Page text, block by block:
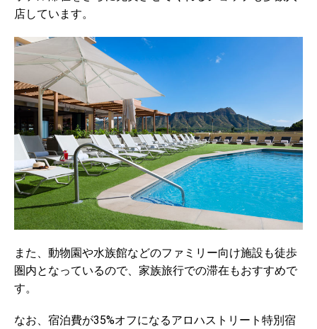
店しています。
また、動物園や水族館などのファミリー向け施設も徒歩
圏内となっているので、家族旅行での滞在もおすすめで
す。
なお、宿泊費が35%オフになるアロハストリート特別宿